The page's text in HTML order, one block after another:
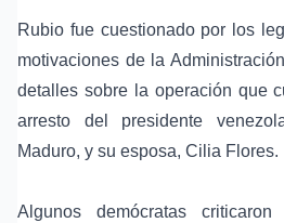
Rubio fue cuestionado por los
motivaciones de la
detalles sobre la operación que
arresto del presidente
Maduro, y su esposa, Cilia Flores.
Algunos demócratas